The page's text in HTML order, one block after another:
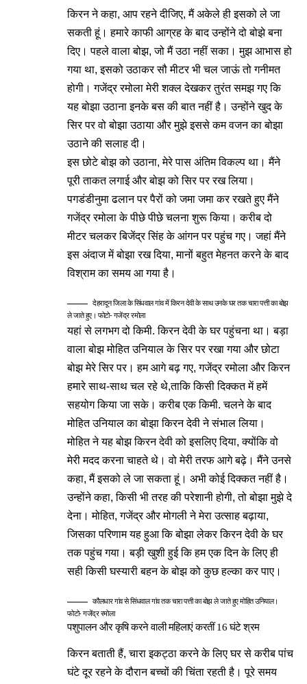
किरन ने कहा, आप रहने दीजिए, मैं अकेले ही इसको ले जा
सकती हूं। हमारे काफी आग्रह के बाद उन्होंने दो बोझे बना
दिए। पहले वाला बोझ, जो मैं उठा नहीं सका। मुझ आभास हो
गया था, इसको उठाकर सौ मीटर भी चल जाऊं तो गनीमत
होगी। गजेंद्र रमोला मेरी शक्ल देखकर तुरंत समझ गए कि
यह बोझा उठाना इनके बस की बात नहीं है। उन्होंने खुद के
सिर पर वो बोझा उठाया और मुझे इससे कम वजन का बोझा
उठाने की सलाह दी।
इस छोटे बोझ को उठाना, मेरे पास अंतिम विकल्प था। मैंने
पूरी ताकत लगाई और बोझ को सिर पर रख लिया।
पगडंडीनुमा ढलान पर पैरों को जमा जमा कर रखते हुए मैंने
गजेंद्र रमोला के पीछे पीछे चलना शुरू किया। करीब दो
मीटर चलकर बिजेंद्र सिंह के आंगन पर पहुंच गए। जहां मैंने
इस अंदाज में बोझा रख दिया, मानों बहुत मेहनत करने के बाद
विश्राम का समय आ गया है।
देहरादून जिला के सिंधवाल गांव में किरन देवी के साथ उनके घर तक चारा पत्ती का बोझ
ले जाते हुए। फोटो- गजेंद्र रमोला
यहां से लगभग दो किमी. किरन देवी के घर पहुंचना था। बड़ा
वाला बोझ मोहित उनियाल के सिर पर रखा गया और छोटा
बोझ मेरे सिर पर। हम आगे बढ़ गए, गजेंद्र रमोला और किरन
हमारे साथ-साथ चल रहे थे,ताकि किसी दिक्कत में हमें
सहयोग किया जा सके। करीब एक किमी. चलने के बाद
मोहित उनियाल का बोझा किरन देवी ने संभाल लिया।
मोहित ने यह बोझ किरन देवी को इसलिए दिया, क्योंकि वो
मेरी मदद करना चाहते थे। वो मेरी तरफ आगे बढ़े। मैंने उनसे
कहा, मैं इसको ले जा सकता हूं। अभी कोई दिक्कत नहीं है।
उन्होंने कहा, किसी भी तरह की परेशानी होगी, तो बोझा मुझे दे
देना। मोहित, गजेंद्र और मोगली ने मेरा उत्साह बढ़ाया,
जिसका परिणाम यह हुआ कि बोझा लेकर किरन देवी के घर
तक पहुंच गया। बड़ी खुशी हुई कि हम एक दिन के लिए ही
सही किसी घस्यारी बहन के बोझ को कुछ हल्का कर पाए।
कौलधार गांव से सिंधवाल गांव तक चारा पत्ती का बोझ ले जाते हुए मोहित उनियाल।
फोटो- गजेंद्र रमोला
पशुपालन और कृषि करने वाली महिलाएं करतीं 16 घंटे श्रम
किरन बताती हैं, चारा इकट्ठा करने के लिए घर से करीब पांच
घंटे दूर रहने के दौरान बच्चों की चिंता रहती है। पूरे समय